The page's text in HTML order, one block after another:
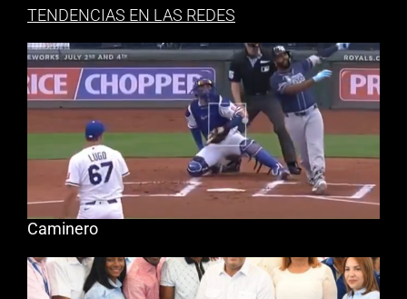
TENDENCIAS EN LAS REDES
Caminero